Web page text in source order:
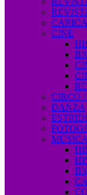
CINE
CIRCO /
DANZA
MÚSICA